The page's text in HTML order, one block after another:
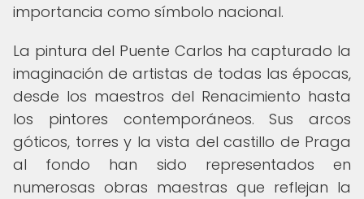
importancia como símbolo nacional.
La pintura del Puente Carlos ha capturado la
imaginación de artistas de todas las épocas,
desde los maestros del Renacimiento hasta
los pintores contemporáneos. Sus arcos
góticos, torres y la vista del castillo de Praga
al fondo han sido representados en
numerosas obras maestras que reflejan la